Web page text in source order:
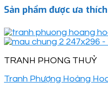
Sản phẩm được ưa
TRANH PHONG THUỶ
Tranh Phượng Hoàng